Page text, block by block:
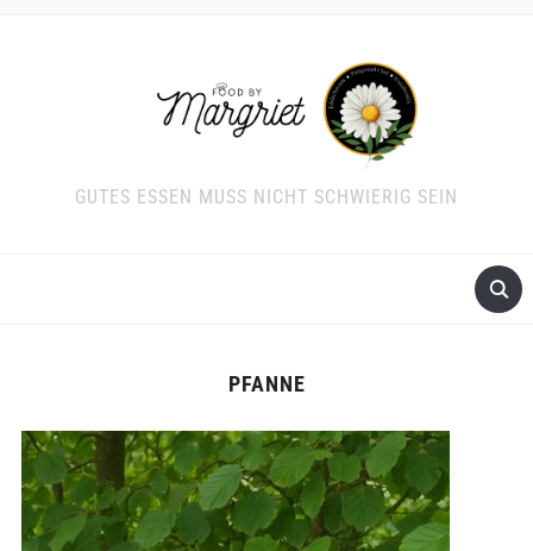
GUTES ESSEN MUSS NICHT SCHWIERIG SEIN
PFANNE